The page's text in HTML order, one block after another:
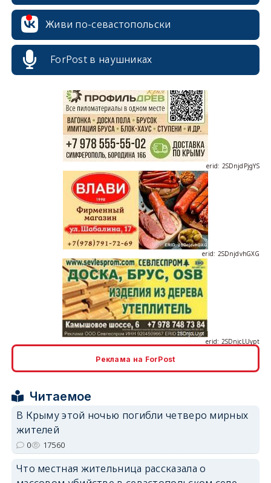
Живи по-севастопольски
ForPost в наушниках
erid: 2SDnjdPjgYS
erid: 2SDnjdvhGXG
Реклама на ForPost
Читаемое
В Крыму этой ночью погибли четверо мирных
жителей
0 17560
Что местная жительница рассказала о